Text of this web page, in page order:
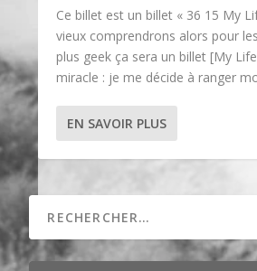
Ce billet est un billet « 36 15 My
vieux comprendrons alors pour
plus geek ça sera un billet [My
miracle : je me décide à ranger
EN SAVOIR PLUS